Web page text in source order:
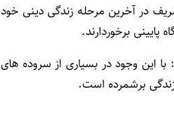
در آخرین مرحله زندگی دینی خود
برخوردارند.
این وجود در بسیاری از سروده های
برشمرده است.